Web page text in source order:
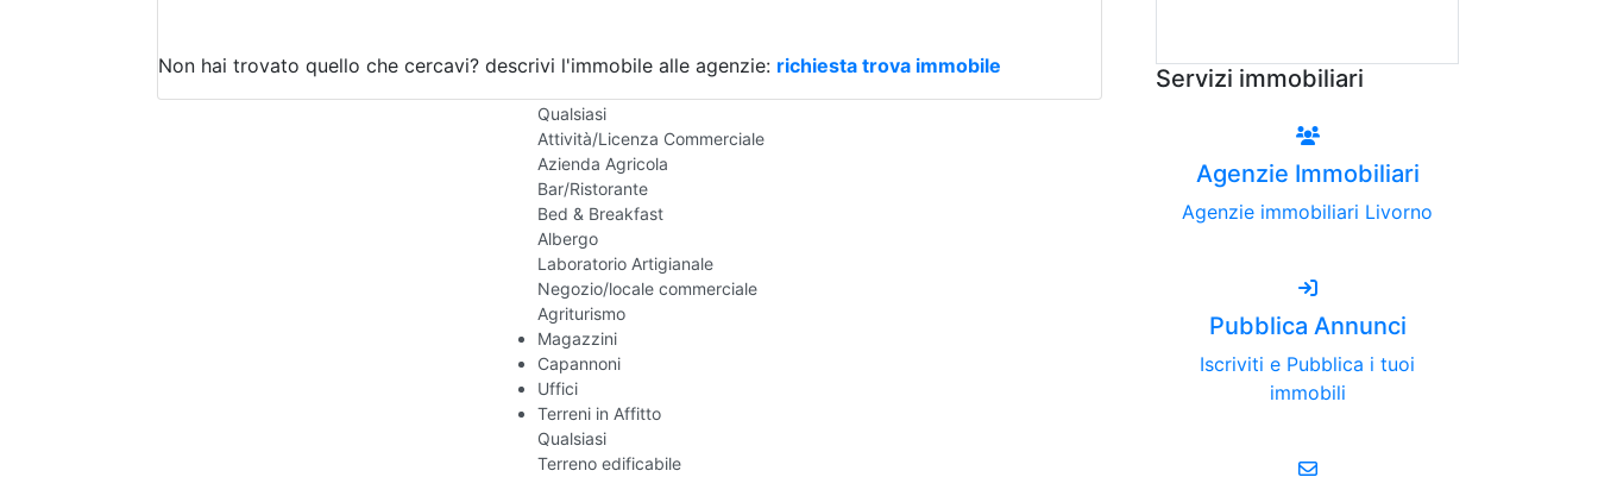
Box/Garage
Qualsiasi
Attività/Licenza Commerciale
Azienda Agricola
Bar/Ristorante
Bed & Breakfast
Albergo
Laboratorio Artigianale
Negozio/locale commerciale
Agriturismo
Magazzini
Capannoni
Uffici
Terreni in Affitto
Qualsiasi
Terreno edificabile
Non hai trovato quello che cercavi? descrivi l'immobile alle agenzie: richiesta trova immobile Servizi immobiliari
Agenzie Immobiliari
Agenzie immobiliari Livorno
Pubblica Annunci
Iscriviti e Pubblica i tuoi
immobili